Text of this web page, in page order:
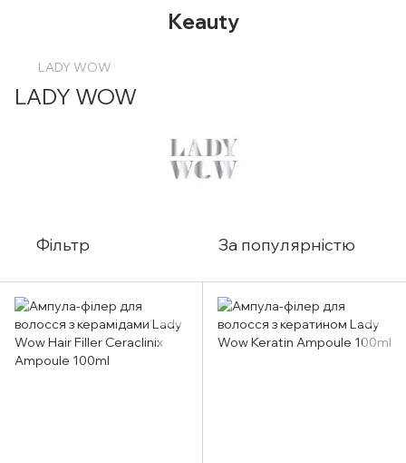
Keauty
LADY WOW
LADY WOW
Фільтр За популярністю